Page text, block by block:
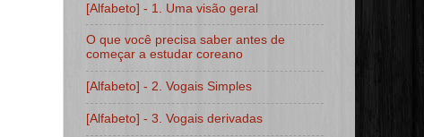
[Alfabeto] - 1. Uma visão geral
O que você precisa saber antes de
começar a estudar coreano
[Alfabeto] - 2. Vogais Simples
[Alfabeto] - 3. Vogais derivadas